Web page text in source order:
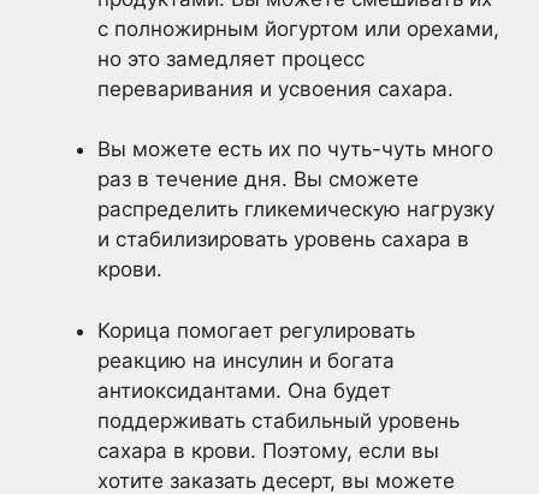
с полножирным йогуртом или орехами,
но это замедляет процесс
переваривания и усвоения сахара.
Вы можете есть их по чуть-чуть много
раз в течение дня. Вы сможете
распределить гликемическую нагрузку
и стабилизировать уровень сахара в
крови.
Корица помогает регулировать
реакцию на инсулин и богата
антиоксидантами. Она будет
поддерживать стабильный уровень
сахара в крови. Поэтому, если вы
хотите заказать десерт, вы можете